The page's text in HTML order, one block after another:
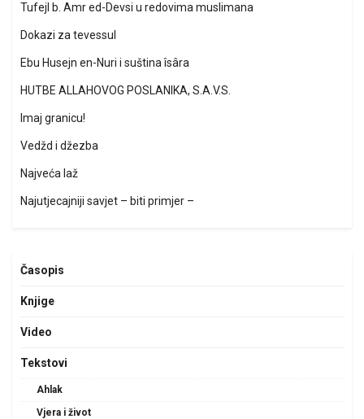
Tufejl b. Amr ed-Devsi u redovima muslimana
Dokazi za tevessul
Ebu Husejn en-Nuri i suština îsâra
HUTBE ALLAHOVOG POSLANIKA, S.A.V.S.
Imaj granicu!
Vedžd i džezba
Najveća laž
Najutjecajniji savjet – biti primjer –
Časopis
Knjige
Video
Tekstovi
Ahlak
Vjera i život